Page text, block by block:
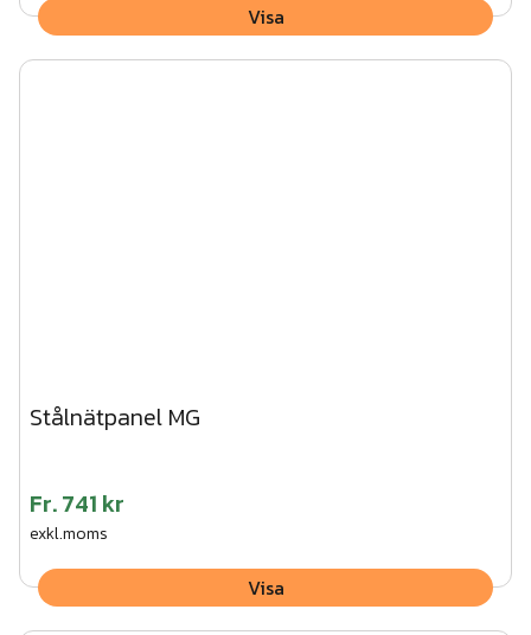
Visa
Stålnätpanel MG
Fr.741 kr
exkl.moms
Visa